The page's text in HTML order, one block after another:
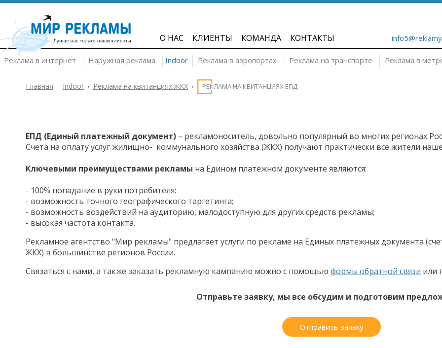
О НАС КЛИЕНТЫ КОМАНДА КОНТАКТЫ
Реклама в интернет Наружная реклама Indoor Реклама в аэропортах Реклама на транспорте Реклама в
Главная Indoor Реклама на квитанциях ЖКХ РЕКЛАМА НА КВИТАНЦИЯХ ЕПД
ЕПД (Единый платежный документ) – рекламоноситель, довольно популярный во многих регионах
Счета на оплату услуг жилищно- коммунального хозяйства (ЖКХ) получают практически все жители
Ключевыми преимуществами рекламы на Едином платежном документе являются:
- 100% попадание в руки потребителя;
- возможность точного географического таргетинга;
- возможность воздействий на аудиторию, малодоступную для других средств рекламы;
- высокая частота контакта.
Рекламное агентство "Мир рекламы" предлагает услуги по рекламе на Единых платежных документа
ЖКХ) в большинстве регионов России.
Связаться с нами, а также заказать рекламную кампанию можно с помощью формы обратной связи или
Отправьте заявку, мы все обсудим и подготовим
Отправить заявку